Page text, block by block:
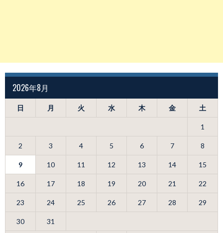
2026年8月
日 月 火 水 木 金 土
1
2 3 4 5 6 7 8
9 10 11 12 13 14 15
16 17 18 19 20 21 22
23 24 25 26 27 28 29
30 31